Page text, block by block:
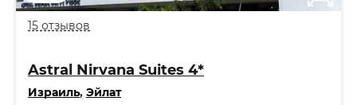
15 отзывов
Astral Nirvana Suites 4*
Израиль, Эйлат